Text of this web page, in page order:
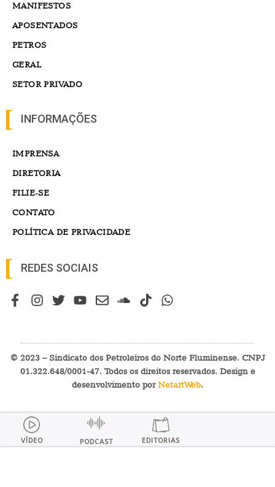
MANIFESTOS
APOSENTADOS
PETROS
GERAL
SETOR PRIVADO
INFORMAÇÕES
IMPRENSA
DIRETORIA
FILIE-SE
CONTATO
POLÍTICA DE PRIVACIDADE
REDES SOCIAIS
© 2023 – Sindicato dos Petroleiros do Norte Fluminense. CNPJ
01.322.648/0001-47. Todos os direitos reservados. Design e
desenvolvimento porNetartWeb.
VÍDEO PODCAST EDITORIAS